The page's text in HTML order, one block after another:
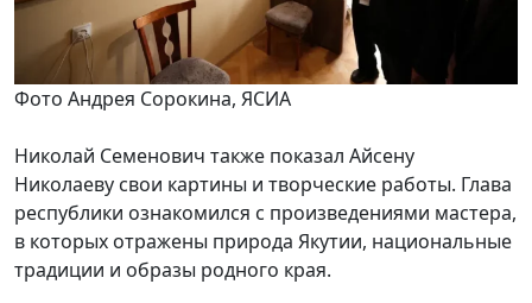
Фото Андрея Сорокина, ЯСИА
Николай Семенович также показал Айсену
Николаеву свои картины и творческие работы. Глава
республики ознакомился с произведениями мастера,
в которых отражены природа Якутии, национальные
традиции и образы родного края.